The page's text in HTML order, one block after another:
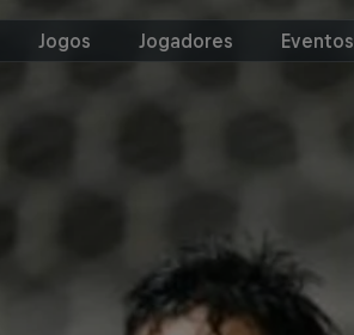
Jogos Jogadores Eventos